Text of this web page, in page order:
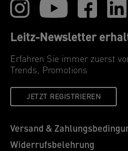
Leitz-Newsletter
Erfahren Sie immer zuerst
Trends, Promotions
JETZT REGISTRIEREN
Versand &
Widerrufsbelehrung